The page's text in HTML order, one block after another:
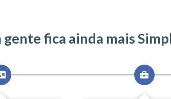
gente fica ainda mais